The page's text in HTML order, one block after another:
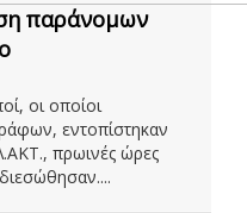
παράνομων
οι οποίοι
εντοπίστηκαν
πρωινές ώρες